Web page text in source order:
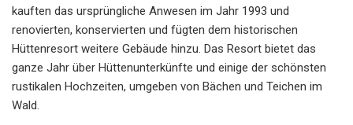
kauften das ursprüngliche Anwesen im Jahr 1993 und
renovierten, konservierten und fügten dem historischen
Hüttenresort weitere Gebäude hinzu. Das Resort bietet das
ganze Jahr über Hüttenunterkünfte und einige der schönsten
rustikalen Hochzeiten, umgeben von Bächen und Teichen im
Wald.